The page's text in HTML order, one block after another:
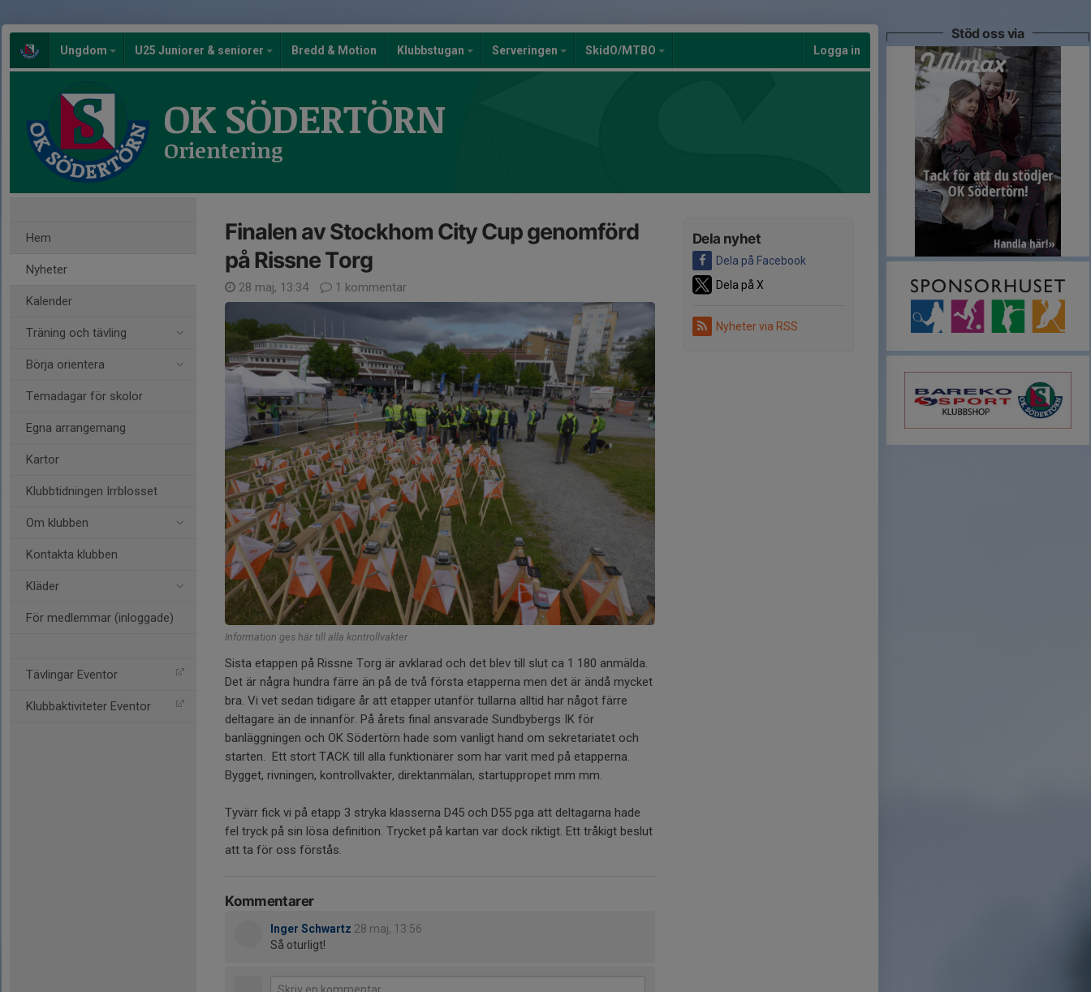
Ungdom U25 Juniorer & seniorer Bredd & Motion Klubbstugan Serveringen SkidO/MTBO Logga in
OK SÖDERTÖRN
Orientering
Hem
Nyheter
Kalender
Träning och tävling
Börja orientera
Temadagar för skolor
Egna arrangemang
Kartor
Klubbtidningen Irrblosset
Om klubben
Kontakta klubben
Kläder
För medlemmar (inloggade)
Tävlingar Eventor
Klubbaktiviteter Eventor
Dela nyhet
Dela på Facebook
Dela på X
Nyheter via RSS
Finalen av Stockhom City Cup genomförd
på Rissne Torg
28 maj, 13:34 1 kommentar
Information ges här till alla kontrollvakter.
Sista etappen på Rissne Torg är avklarad och det blev till slut ca 1 180 anmälda.
Det är några hundra färre än på de två första etapperna men det är ändå mycket
bra. Vi vet sedan tidigare år att etapper utanför tullarna alltid har något färre
deltagare än de innanför. På årets final ansvarade Sundbybergs IK för
banläggningen och OK Södertörn hade som vanligt hand om sekretariatet och
starten. Ett stort TACK till alla funktionärer som har varit med på etapperna.
Bygget, rivningen, kontrollvakter, direktanmälan, startuppropet mm mm.
Tyvärr fick vi på etapp 3 stryka klasserna D45 och D55 pga att deltagarna hade
fel tryck på sin lösa definition. Trycket på kartan var dock riktigt. Ett tråkigt beslut
att ta för oss förstås.
Kommentarer
Inger Schwartz 28 maj, 13:56
Så oturligt!
Stöd oss via